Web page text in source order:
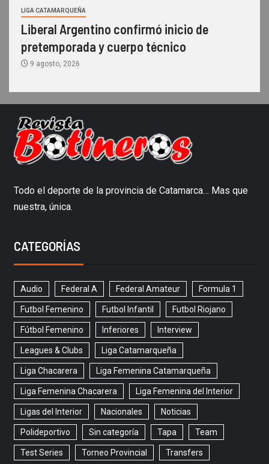
LIGA CATAMARQUEÑA
Liberal Argentino confirmó inicio de
pretemporada y cuerpo técnico
9 agosto, 2026
Todo el deporte de la provincia de Catamarca… Mas que
nuestra, única.
CATEGORÍAS
Audio Federal A Federal Amateur Formula 1
Futbol Femenino Futbol Infantil Futbol Riojano
Fútbol Femenino Inferiores Interview
Leagues & Clubs Liga Catamarqueña
Liga Chacarera Liga Femenina Catamarqueña
Liga Femenina Chacarera Liga Femenina del Interior
Ligas del Interior Nacionales Noticias
Polideportivo Sin categoría Tapa Team
Test Series Torneo Provincial Transfers